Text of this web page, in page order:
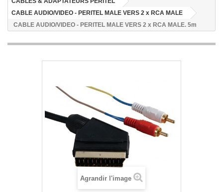
CABLE AUDIO/VIDEO - PERITEL MALE VERS 2 x RCA MALE
CABLE AUDIO/VIDEO - PERITEL MALE VERS 2 x RCA MALE. 5m
Agrandir l'image